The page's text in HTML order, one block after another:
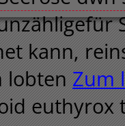
kann,
lobten Zum